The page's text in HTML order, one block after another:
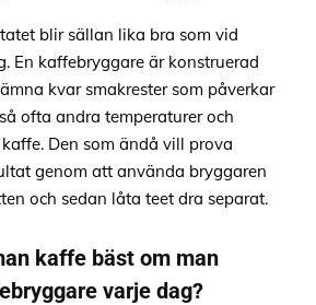
blir sällan lika bra som vid
En kaffebryggare är konstruerad
kvar smakrester som påverkar
ofta andra temperaturer och
Den som ändå vill prova
genom att använda bryggaren
och sedan låta teet dra separat.
kaffe bäst om man
varje dag?